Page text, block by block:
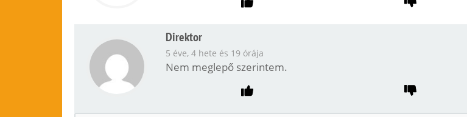
Direktor
5 éve, 4 hete és 19 órája
Nem meglepő szerintem.